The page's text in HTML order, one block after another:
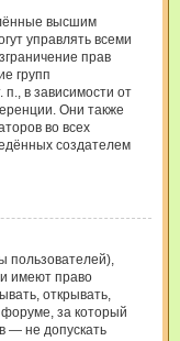
высшим
управлять всеми
прав
групп
в зависимости от
Они также
во всех
создателем
пользователей),
имеют право
открывать,
за который
— не допускать